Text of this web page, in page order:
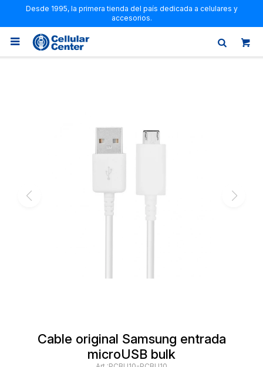
Desde 1995, la primera tienda del país dedicada a celulares y
accesorios.

Cable original Samsung entrada
microUSB bulk